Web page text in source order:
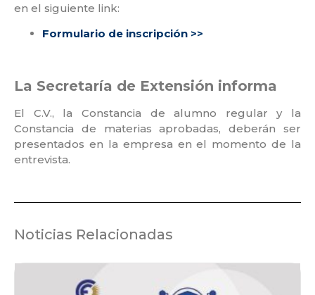
en el siguiente link:⁣
Formulario de inscripción >>
La Secretaría de Extensión informa
El C.V., la Constancia de alumno regular y la
Constancia de materias aprobadas, deberán ser
presentados en la empresa en el momento de la
entrevista.
Noticias Relacionadas